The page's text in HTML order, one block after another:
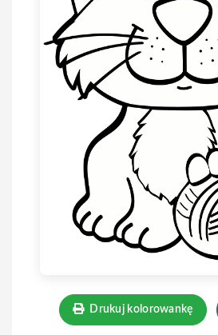
Drukuj kolorowankę